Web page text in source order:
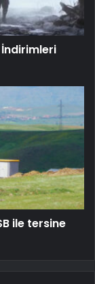
ile tersine